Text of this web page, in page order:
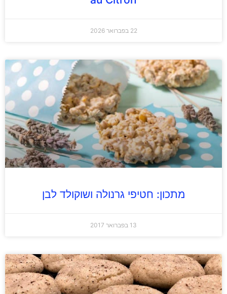
22 בפברואר 2026
מתכון: חטיפי גרנולה ושוקולד לבן
13 בפברואר 2017